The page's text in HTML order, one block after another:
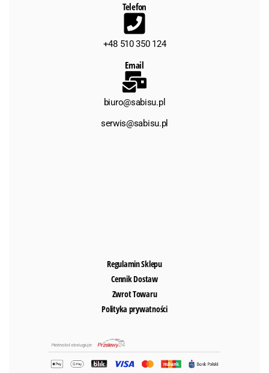
Telefon
+48 510 350 124
Email
biuro@sabisu.pl
serwis@sabisu.pl
Regulamin Sklepu
Cennik Dostaw
Zwrot Towaru
Polityka prywatności